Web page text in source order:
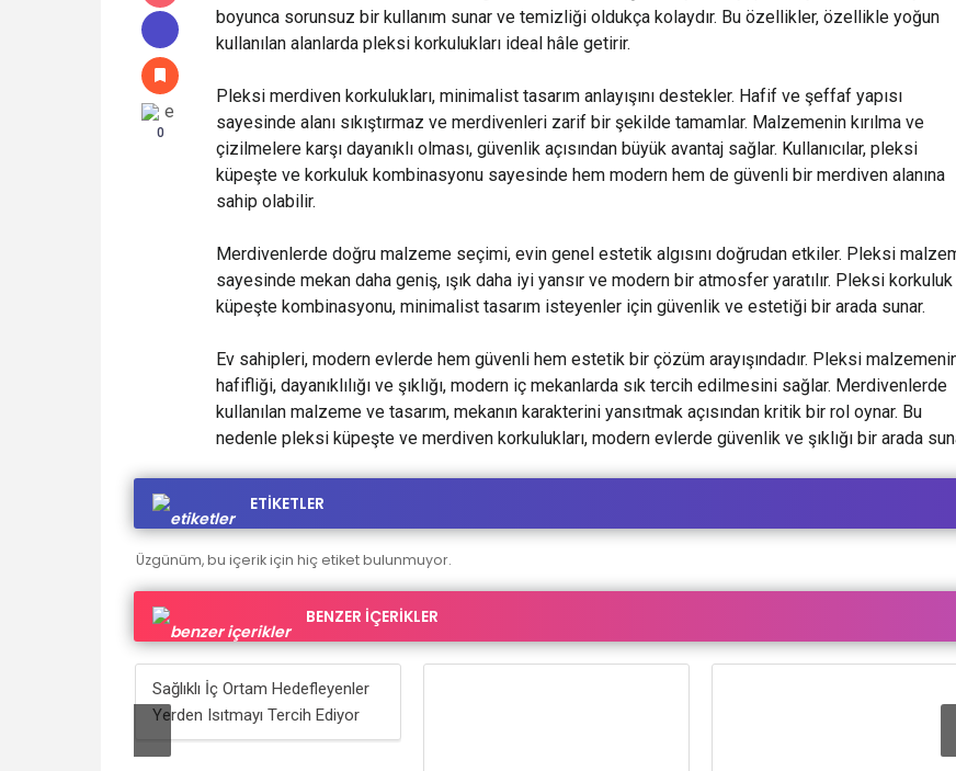
0
boyunca sorunsuz bir kullanım sunar ve temizliği oldukça kolaydır. Bu özellikler, özellikle yoğun
kullanılan alanlarda pleksi korkulukları ideal hâle getirir.
Pleksi merdiven korkulukları, minimalist tasarım anlayışını destekler. Hafif ve şeffaf yapısı
sayesinde alanı sıkıştırmaz ve merdivenleri zarif bir şekilde tamamlar. Malzemenin kırılma ve
çizilmelere karşı dayanıklı olması, güvenlik açısından büyük avantaj sağlar. Kullanıcılar, pleksi
küpeşte ve korkuluk kombinasyonu sayesinde hem modern hem de güvenli bir merdiven alanına
sahip olabilir.
Merdivenlerde doğru malzeme seçimi, evin genel estetik algısını doğrudan etkiler. Pleksi
sayesinde mekan daha geniş, ışık daha iyi yansır ve modern bir atmosfer yaratılır. Pleksi
küpeşte kombinasyonu, minimalist tasarım isteyenler için güvenlik ve estetiği bir arada sunar.
Ev sahipleri, modern evlerde hem güvenli hem estetik bir çözüm arayışındadır. Pleksi
hafifliği, dayanıklılığı ve şıklığı, modern iç mekanlarda sık tercih edilmesini sağlar. Merdivenlerde
kullanılan malzeme ve tasarım, mekanın karakterini yansıtmak açısından kritik bir rol oynar. Bu
nedenle pleksi küpeşte ve merdiven korkulukları, modern evlerde güvenlik ve şıklığı bir arada
ETİKETLER
Üzgünüm, bu içerik için hiç etiket bulunmuyor.
BENZER İÇERİKLER
Sağlıklı İç Ortam Hedefleyenler
Yerden Isıtmayı Tercih Ediyor